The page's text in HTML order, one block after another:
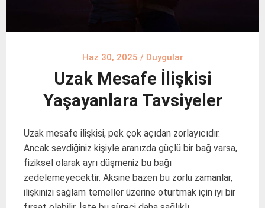
Haz 30, 2025 / Duygular
Uzak Mesafe İlişkisi
Yaşayanlara Tavsiyeler
Uzak mesafe ilişkisi, pek çok açıdan zorlayıcıdır.
Ancak sevdiğiniz kişiyle aranızda güçlü bir bağ varsa,
fiziksel olarak ayrı düşmeniz bu bağı
zedelemeyecektir. Aksine bazen bu zorlu zamanlar,
ilişkinizi sağlam temeller üzerine oturtmak için iyi bir